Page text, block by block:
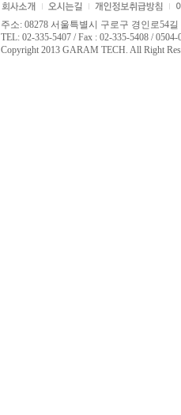
주소: 08278 서울특별시 구로구 경인로54
TEL: 02-335-5407 / Fax : 02-335-5408 / 0504-
Copyright 2013 GARAM TECH. All Right